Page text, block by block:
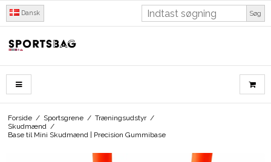
Dansk Søg
Forside / Sportsgrene / Træningsudstyr /
Skudmænd /
Base til Mini Skudmænd | Precision Gummibase